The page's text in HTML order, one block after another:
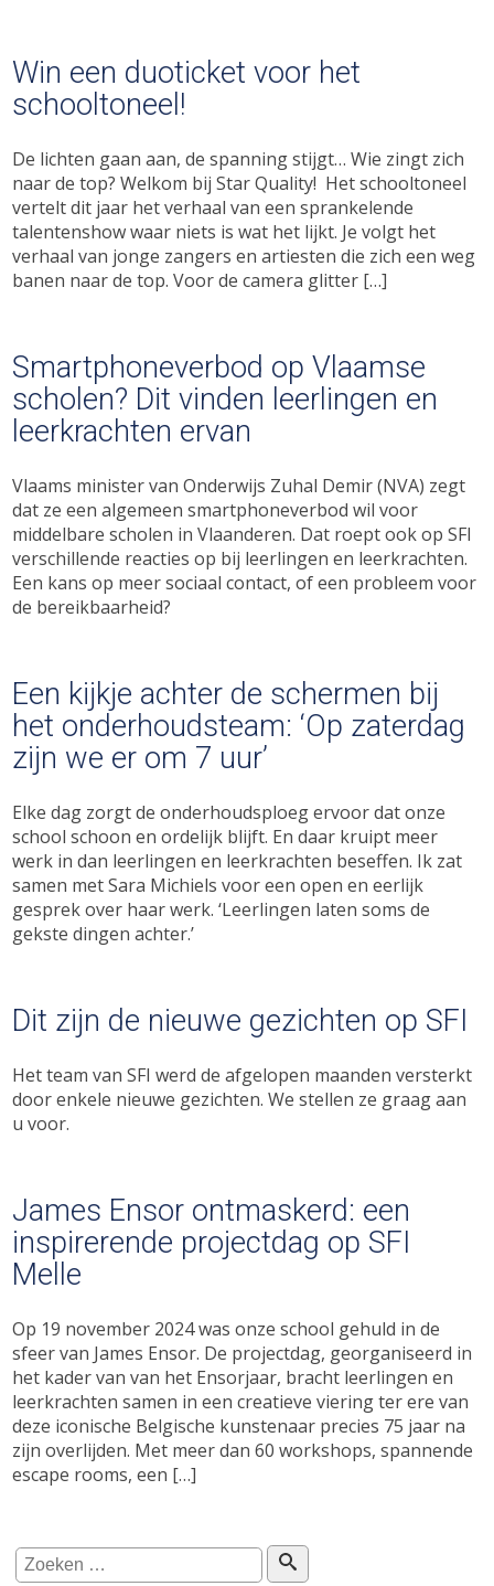
Win een duoticket voor het
schooltoneel!
De lichten gaan aan, de spanning stijgt… Wie zingt zich
naar de top? Welkom bij Star Quality! Het schooltoneel
vertelt dit jaar het verhaal van een sprankelende
talentenshow waar niets is wat het lijkt. Je volgt het
verhaal van jonge zangers en artiesten die zich een weg
banen naar de top. Voor de camera glitter […]
Smartphoneverbod op Vlaamse
scholen? Dit vinden leerlingen en
leerkrachten ervan
Vlaams minister van Onderwijs Zuhal Demir (NVA) zegt
dat ze een algemeen smartphoneverbod wil voor
middelbare scholen in Vlaanderen. Dat roept ook op SFI
verschillende reacties op bij leerlingen en leerkrachten.
Een kans op meer sociaal contact, of een probleem voor
de bereikbaarheid?
Een kijkje achter de schermen bij
het onderhoudsteam: ‘Op zaterdag
zijn we er om 7 uur’
Elke dag zorgt de onderhoudsploeg ervoor dat onze
school schoon en ordelijk blijft. En daar kruipt meer
werk in dan leerlingen en leerkrachten beseffen. Ik zat
samen met Sara Michiels voor een open en eerlijk
gesprek over haar werk. ‘Leerlingen laten soms de
gekste dingen achter.’
Dit zijn de nieuwe gezichten op SFI
Het team van SFI werd de afgelopen maanden versterkt
door enkele nieuwe gezichten. We stellen ze graag aan
u voor.
James Ensor ontmaskerd: een
inspirerende projectdag op SFI
Melle
Op 19 november 2024 was onze school gehuld in de
sfeer van James Ensor. De projectdag, georganiseerd in
het kader van van het Ensorjaar, bracht leerlingen en
leerkrachten samen in een creatieve viering ter ere van
deze iconische Belgische kunstenaar precies 75 jaar na
zijn overlijden. Met meer dan 60 workshops, spannende
escape rooms, een […]